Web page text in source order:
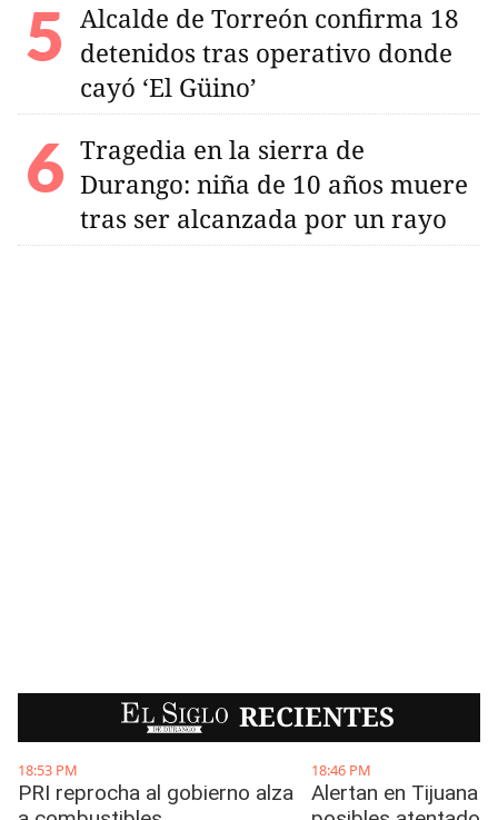
Alcalde de Torreón confirma 18
detenidos tras operativo donde
cayó ‘El Güino’
Tragedia en la sierra de
Durango: niña de 10 años muere
tras ser alcanzada por un rayo
EL SIGLO RECIENTES